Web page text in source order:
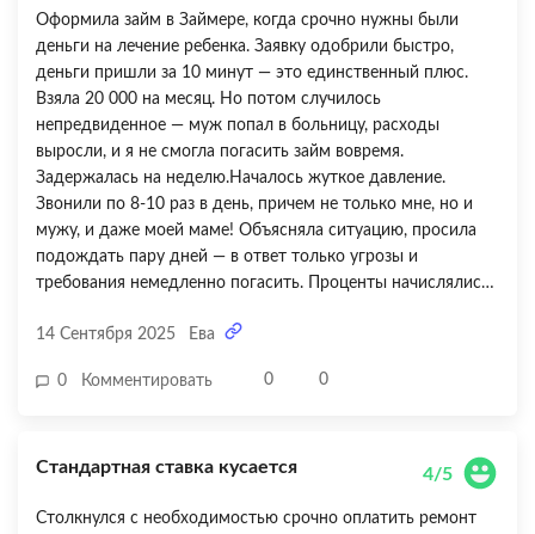
Оформила займ в Займере, когда срочно нужны были
деньги на лечение ребенка. Заявку одобрили быстро,
деньги пришли за 10 минут — это единственный плюс.
Взяла 20 000 на месяц. Но потом случилось
непредвиденное — муж попал в больницу, расходы
выросли, и я не смогла погасить займ вовремя.
Задержалась на неделю.Началось жуткое давление.
Звонили по 8-10 раз в день, причем не только мне, но и
мужу, и даже моей маме! Объясняла ситуацию, просила
подождать пару дней — в ответ только угрозы и
требования немедленно погасить. Проценты начислялись
рублей дополнительно! Пыталась договориться о
В итоге пришлось занимать у родственников, чтобы
долг в течение двух дней — я согласилась, заплатила. Но
быстро и удобно, но если хоть немного просрочишь —
14 Сентября 2025 Ева
0 Комментировать 0 0
Стандартная ставка кусается 4/5
Столкнулся с необходимостью срочно оплатить ремонт